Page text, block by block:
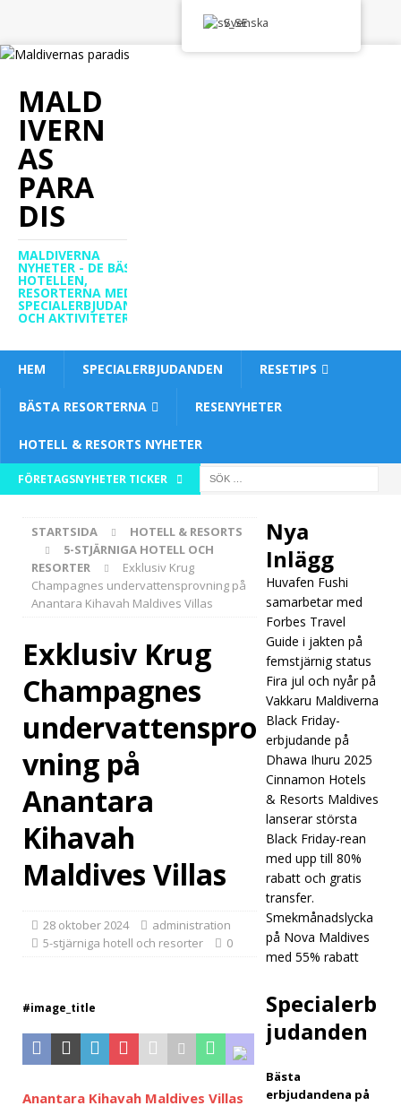
MALD
IVERN
AS
PARA
DIS
MALDIVERNA
NYHETER - DE BÄSTA
HOTELLEN,
RESORTERNA MED
SPECIALERBJUDANDEN
OCH AKTIVITETER
HEM SPECIALERBJUDANDEN RESETIPS
BÄSTA RESORTERNA RESENYHETER
HOTELL & RESORTS NYHETER
FÖRETAGSNYHETER TICKER
[ 26
mbe
Fushi
Forb
Trav
jakte
STARTSIDA
HOTELL & RESORTS
5-STJÄRNIGA HOTELL OCH
RESORTER
Exklusiv Krug
Champagnes undervattensprovning på
Anantara Kihavah Maldives Villas
Exklusiv Krug
Champagnes
undervattenspro
vning på
Anantara
Kihavah
Maldives Villas
28 oktober 2024
administration
5-stjärniga hotell och resorter
0
#image_title
Anantara Kihavah Maldives Villas
Nya
Inlägg
Huvafen Fushi
samarbetar med
Forbes Travel
Guide i jakten på
femstjärnig status
Fira jul och nyår på
Vakkaru Maldiverna
Black Friday-
erbjudande på
Dhawa Ihuru 2025
Cinnamon Hotels
& Resorts Maldives
lanserar största
Black Friday-rean
med upp till 80%
rabatt och gratis
transfer.
Smekmånadslycka
på Nova Maldives
med 55% rabatt
Specialerb
judanden
Bästa
erbjudandena på
Svenska